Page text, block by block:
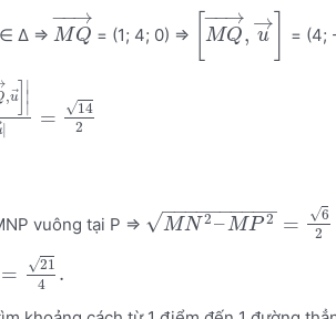
Δ => MQ
−→
−
= (1; 4; 0) => [MQ
−→
−
, u
→
= (4;
,u⃗] ∣
∣
∣
⃗|
= 14
√
2
vuông tại P => MN 2–MP 2
− −
−−−−−−−−
√ = 6
√
2
= 21
√
4
.